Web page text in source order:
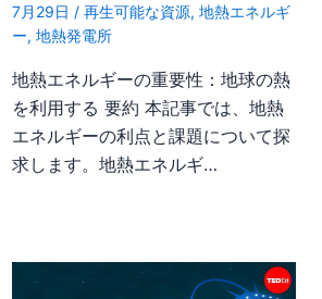
7月29日 / 再生可能な資源, 地熱エネルギ
ー, 地熱発電所
地熱エネルギーの重要性：地球の熱
を利用する 要約 本記事では、地熱
エネルギーの利点と課題について探
求します。地熱エネルギ…